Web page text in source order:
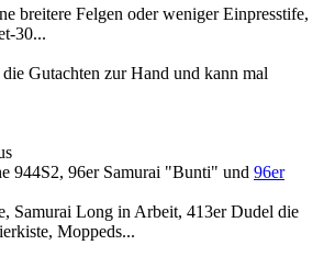
breitere Felgen oder weniger Einpresstife,
30...
Gutachten zur Hand und kann mal
944S2, 96er Samurai "Bunti" und 96er
Samurai Long in Arbeit, 413er Dudel die
Moppeds...